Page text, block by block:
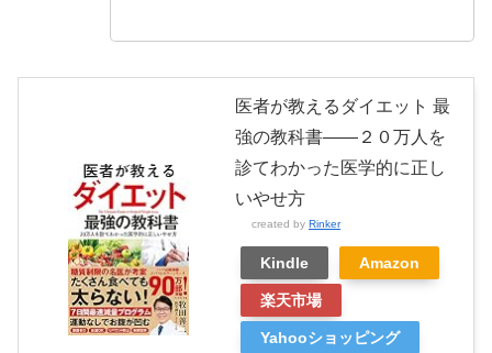
医者が教えるダイエット 最
強の教科書――２０万人を
診てわかった医学的に正し
いやせ方
created by Rinker
Kindle Amazon
楽天市場
Yahooショッピング